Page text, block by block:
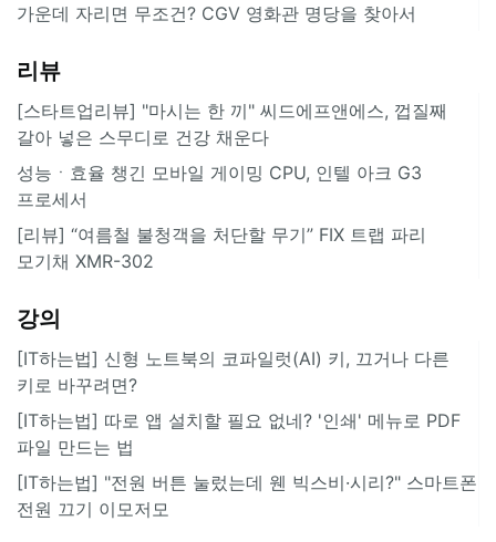
가운데 자리면 무조건? CGV 영화관 명당을 찾아서
리뷰
[스타트업리뷰] "마시는 한 끼" 씨드에프앤에스, 껍질째
갈아 넣은 스무디로 건강 채운다
성능ㆍ효율 챙긴 모바일 게이밍 CPU, 인텔 아크 G3
프로세서
[리뷰] “여름철 불청객을 처단할 무기” FIX 트랩 파리
모기채 XMR-302
강의
[IT하는법] 신형 노트북의 코파일럿(AI) 키, 끄거나 다른
키로 바꾸려면?
[IT하는법] 따로 앱 설치할 필요 없네? '인쇄' 메뉴로 PDF
파일 만드는 법
[IT하는법] "전원 버튼 눌렀는데 웬 빅스비·시리?" 스마트폰
전원 끄기 이모저모